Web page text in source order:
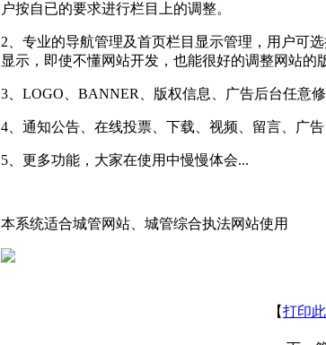
户按自已的要求进行栏目上的调整。
2、专业的导航管理及首页栏目显示管理，用户可
显示，即使不懂网站开发，也能很好的调整网站的
3、LOGO、BANNER、版权信息、广告后台任意修
4、通知公告、在线投票、下载、视频、留言、广告
5、更多功能，大家在使用中慢慢体会...
本系统适合城管网站、城管综合执法网站使用
【打印